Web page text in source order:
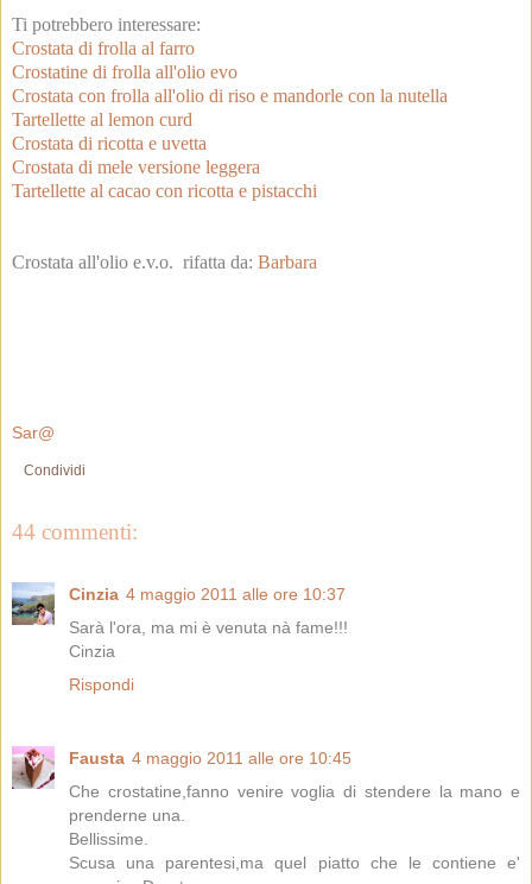
Ti potrebbero interessare:
Crostata di frolla al farro
Crostatine di frolla all'olio evo
Crostata con frolla all'olio di riso e mandorle con la nutella
Tartellette al lemon curd
Crostata di ricotta e uvetta
Crostata di mele versione leggera
Tartellette al cacao con ricotta e pistacchi
Crostata all'olio e.v.o. rifatta da: Barbara
Sar@
Condividi
44 commenti:
Cinzia 4 maggio 2011 alle ore 10:37
Sarà l'ora, ma mi è venuta nà fame!!!
Cinzia
Rispondi
Fausta 4 maggio 2011 alle ore 10:45
Che crostatine,fanno venire voglia di stendere la mano e
prenderne una.
Bellissime.
Scusa una parentesi,ma quel piatto che le contiene e'